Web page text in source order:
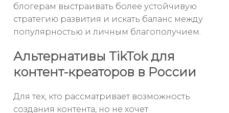
блогерам выстраивать более устойчивую
стратегию развития и искать баланс между
популярностью и личным благополучием.
Альтернативы TikTok для
контент-креаторов в России
Для тех, кто рассматривает возможность
создания контента, но не хочет